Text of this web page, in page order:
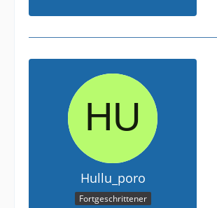
Hullu_poro
Fortgeschrittener